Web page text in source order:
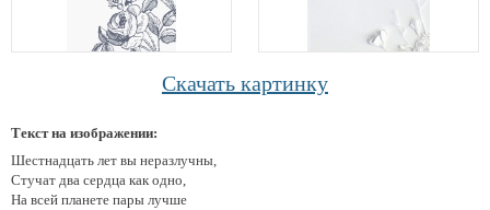
Скачать картинку
Текст на изображении:
Шестнадцать лет вы неразлучны,
Стучат два сердца как одно,
На всей планете пары лучше